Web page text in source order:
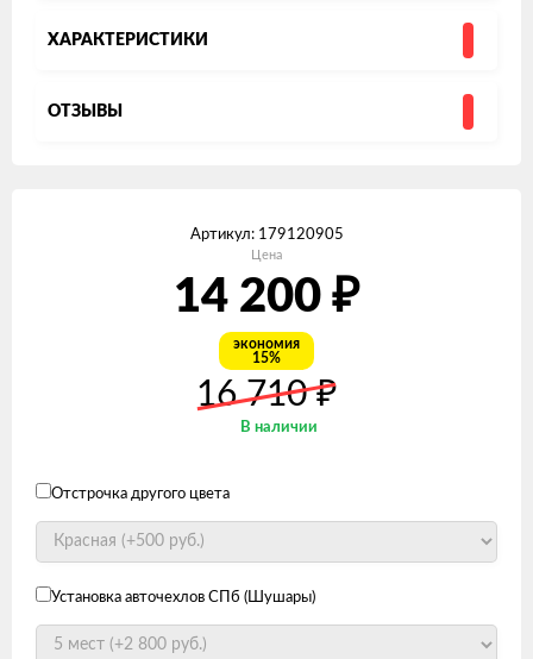
ХАРАКТЕРИСТИКИ
ОТЗЫВЫ
Артикул: 179120905
Цена
14 200 ₽
экономия
15%
16 710₽
В наличии
Отстрочка другого цвета
Установка авточехлов СПб (Шушары)